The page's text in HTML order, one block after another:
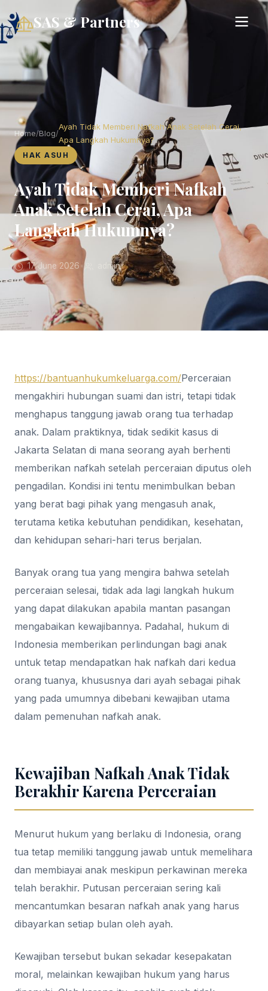
SAS & Partners
Home/Blog/
Ayah Tidak Memberi Nafkah Anak Setelah Cerai,
Apa Langkah Hukumnya?
HAK ASUH
Ayah Tidak Memberi Nafkah
Anak Setelah Cerai, Apa
Langkah Hukumnya?
17 June 2026• admin
https://bantuanhukumkeluarga.com/Perceraian
mengakhiri hubungan suami dan istri, tetapi tidak
menghapus tanggung jawab orang tua terhadap
anak. Dalam praktiknya, tidak sedikit kasus di
Jakarta Selatan di mana seorang ayah berhenti
memberikan nafkah setelah perceraian diputus oleh
pengadilan. Kondisi ini tentu menimbulkan beban
yang berat bagi pihak yang mengasuh anak,
terutama ketika kebutuhan pendidikan, kesehatan,
dan kehidupan sehari-hari terus berjalan.
Banyak orang tua yang mengira bahwa setelah
perceraian selesai, tidak ada lagi langkah hukum
yang dapat dilakukan apabila mantan pasangan
mengabaikan kewajibannya. Padahal, hukum di
Indonesia memberikan perlindungan bagi anak
untuk tetap mendapatkan hak nafkah dari kedua
orang tuanya, khususnya dari ayah sebagai pihak
yang pada umumnya dibebani kewajiban utama
dalam pemenuhan nafkah anak.
Kewajiban Nafkah Anak Tidak
Berakhir Karena Perceraian
Menurut hukum yang berlaku di Indonesia, orang
tua tetap memiliki tanggung jawab untuk memelihara
dan membiayai anak meskipun perkawinan mereka
telah berakhir. Putusan perceraian sering kali
mencantumkan besaran nafkah anak yang harus
dibayarkan setiap bulan oleh ayah.
Kewajiban tersebut bukan sekadar kesepakatan
moral, melainkan kewajiban hukum yang harus